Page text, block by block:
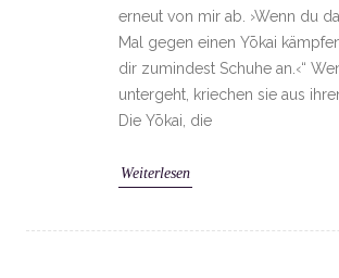
erneut von mir ab. ›Wenn du
Mal gegen einen Yōkai
dir zumindest Schuhe an.‹“
untergeht, kriechen sie aus
Die Yōkai, die
Weiterlesen